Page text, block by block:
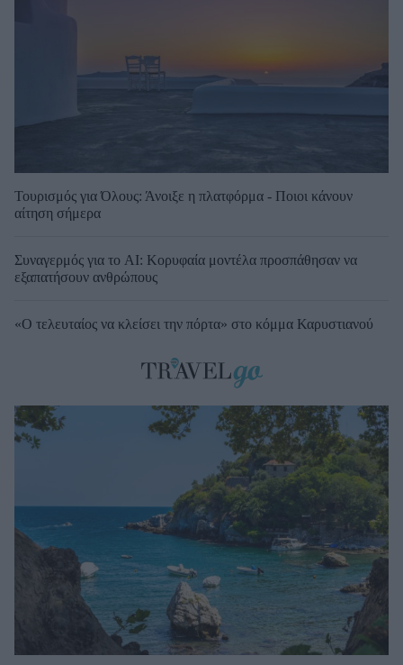
Τουρισμός για Όλους: Άνοιξε η πλατφόρμα - Ποιοι κάνουν
αίτηση σήμερα
Συναγερμός για το AI: Κορυφαία μοντέλα προσπάθησαν να
εξαπατήσουν ανθρώπους
«Ο τελευταίος να κλείσει την πόρτα» στο κόμμα Καρυστιανού